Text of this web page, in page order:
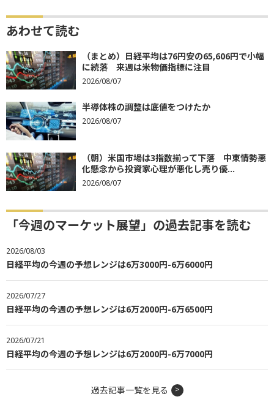
あわせて読む
（まとめ）日経平均は76円安の65,606円で小幅
に続落 来週は米物価指標に注目
2026/08/07
半導体株の調整は底値をつけたか
2026/08/07
（朝）米国市場は3指数揃って下落 中東情勢悪
化懸念から投資家心理が悪化し売り優...
2026/08/07
「今週のマーケット展望」の過去記事を読む
2026/08/03
日経平均の今週の予想レンジは6万3000円-6万6000円
2026/07/27
日経平均の今週の予想レンジは6万2000円-6万6500円
2026/07/21
日経平均の今週の予想レンジは6万2000円-6万7000円
過去記事一覧を見る